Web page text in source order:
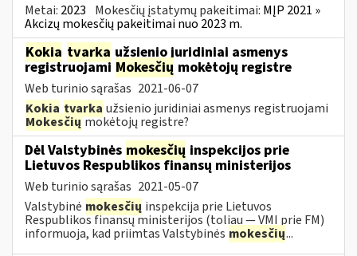
Metai: 2023 Mokesčių įstatymų pakeitimai: MĮP 2021 »
Akcizų mokesčių pakeitimai nuo 2023 m.
Kokia tvarka užsienio juridiniai asmenys
registruojami Mokesčių mokėtojų registre
Web turinio sąrašas 2021-06-07
Kokia tvarka užsienio juridiniai asmenys registruojami
Mokesčiųmokėtojų registre?
Dėl Valstybinės mokesčių inspekcijos prie
Lietuvos Respublikos finansų ministerijos
Web turinio sąrašas 2021-05-07
Valstybinė mokesčių inspekcija prie Lietuvos
Respublikos finansų ministerijos (toliau — VMI prie FM)
informuoja, kad priimtas Valstybinės mokesčių...